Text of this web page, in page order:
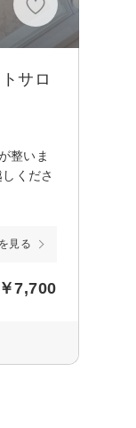
サロ
整いま
くださ
見る
￥7,700